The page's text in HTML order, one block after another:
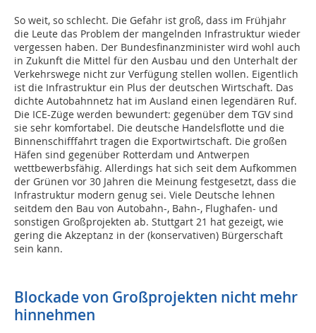
So weit, so schlecht. Die Gefahr ist groß, dass im Frühjahr
die Leute das Problem der mangelnden Infrastruktur wieder
vergessen haben. Der Bundesfinanzminister wird wohl auch
in Zukunft die Mittel für den Ausbau und den Unterhalt der
Verkehrswege nicht zur Verfügung stellen wollen. Eigentlich
ist die Infrastruktur ein Plus der deutschen Wirtschaft. Das
dichte Autobahnnetz hat im Ausland einen legendären Ruf.
Die ICE-Züge werden bewundert: gegenüber dem TGV sind
sie sehr komfortabel. Die deutsche Handelsflotte und die
Binnenschifffahrt tragen die Exportwirtschaft. Die großen
Häfen sind gegenüber Rotterdam und Antwerpen
wettbewerbsfähig. Allerdings hat sich seit dem Aufkommen
der Grünen vor 30 Jahren die Meinung festgesetzt, dass die
Infrastruktur modern genug sei. Viele Deutsche lehnen
seitdem den Bau von Autobahn-, Bahn-, Flughafen- und
sonstigen Großprojekten ab. Stuttgart 21 hat gezeigt, wie
gering die Akzeptanz in der (konservativen) Bürgerschaft
sein kann.
Blockade von Großprojekten nicht mehr
hinnehmen